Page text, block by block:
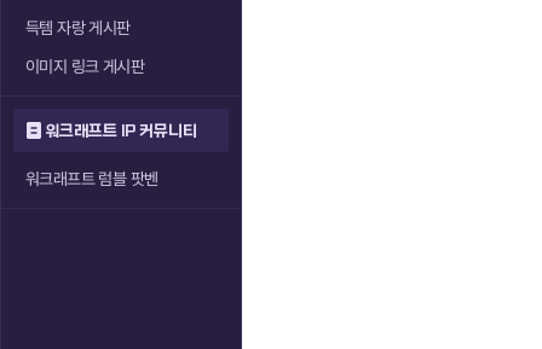
득템 자랑 게시판
이미지 링크 게시판
워크래프트 IP 커뮤니티
워크래프트 럼블 팟벤